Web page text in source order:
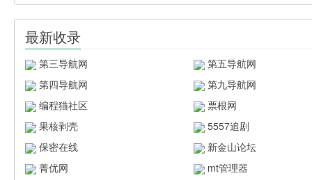
最新收录
第三导航网
第五导航网
第四导航网
第九导航网
编程猫社区
票根网
果核剥壳
5557追剧
保密在线
新金山论坛
菁优网
mt管理器